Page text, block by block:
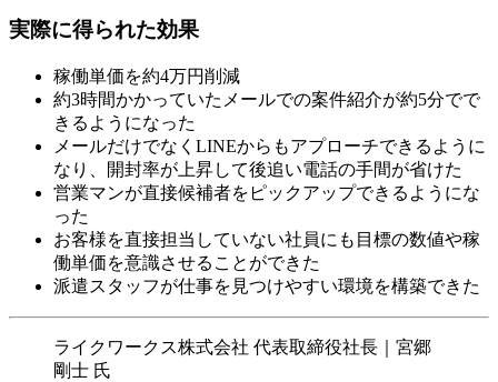
実際に得られた効果
稼働単価を約4万円削減
約3時間かかっていたメールでの案件紹介が約5分でで
きるようになった
メールだけでなくLINEからもアプローチできるように
なり、開封率が上昇して後追い電話の手間が省けた
営業マンが直接候補者をピックアップできるようにな
った
お客様を直接担当していない社員にも目標の数値や稼
働単価を意識させることができた
派遣スタッフが仕事を見つけやすい環境を構築できた
ライクワークス株式会社 代表取締役社長｜宮郷
剛士 氏